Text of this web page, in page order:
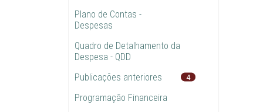
Plano de Contas -
Despesas
Quadro de Detalhamento da
Despesa - QDD
Publicações anteriores
4
Programação Financeira